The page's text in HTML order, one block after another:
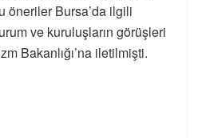
öneriler Bursa’da ilgili
ve kuruluşların görüşleri
Bakanlığı’na iletilmişti.